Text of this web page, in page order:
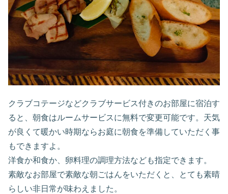
クラブコテージなどクラブサービス付きのお部屋に宿泊す
ると、朝食はルームサービスに無料で変更可能です。天気
が良くて暖かい時期ならお庭に朝食を準備していただく事
もできますよ。
洋食か和食か、卵料理の調理方法なども指定できます。
素敵なお部屋で素敵な朝ごはんをいただくと、とても素晴
らしい非日常が味わえました。